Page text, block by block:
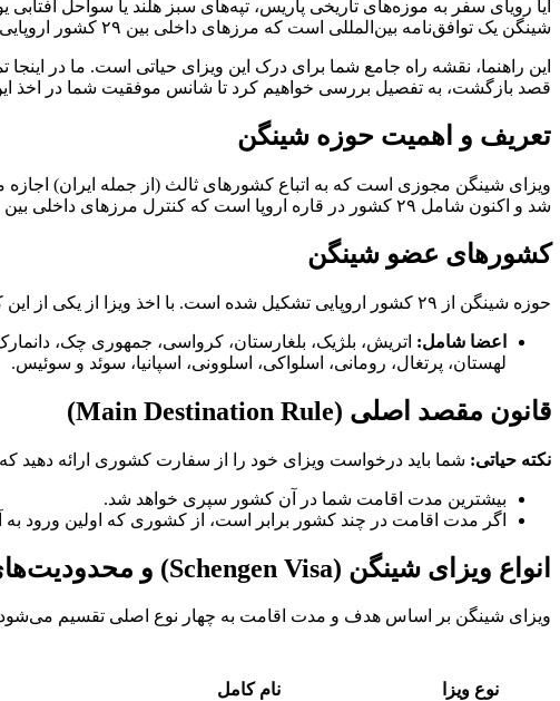
شینگن یک توافق‌نامه بین‌المللی است که مرزهای داخلی بین ۲۹ کشور اروپایی را حذف کرده است؛ به این معنی که با اخذ تنها یک ویزا، می‌توانید آزادانه در این منطقه گسترده تردد کنید.
این راهنما، نقشه راه جامع شما برای درک این ویزای حیاتی است. ما در
قصد بازگشت، به تفصیل بررسی خواهیم کرد تا شانس موفقیت شما در اخذ
تعریف و اهمیت حوزه شینگن
شد و اکنون شامل ۲۹ کشور در قاره اروپا است که کنترل مرزهای داخلی بین خود را حذف کرده‌اند.
کشورهای عضو شینگن
حوزه شینگن از ۲۹ کشور اروپایی تشکیل شده است. با اخذ ویزا از یکی از این کشورها، می‌توانید آزادانه به سایر کشورهای عضو سفر کنید.
اعضا شامل: اتریش، بلژیک، بلغارستان، کرواسی، جمهوری چک، دانمارک،
لهستان، پرتغال، رومانی، اسلواکی، اسلوونی، اسپانیا، سوئد و سوئیس.
قانون مقصد اصلی (Main Destination Rule)
نکته حیاتی: شما باید درخواست ویزای خود را از سفارت کشوری ارائه دهید
بیشترین مدت اقامت شما در آن کشور سپری خواهد شد.
اگر مدت اقامت در چند کشور برابر است، از کشوری که اولین ورود
انواع ویزای شینگن (Schengen Visa) و محدودیت‌های اقامت
ویزای شینگن بر اساس هدف و مدت اقامت به چهار نوع اصلی تقسیم
نوع ویزا نام کامل